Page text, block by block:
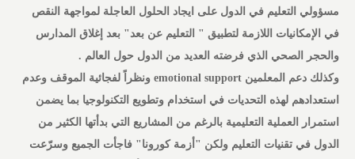
مسؤولي التعليم في الدول على ايجاد الحلول العاجلة لمواجهة النقص
في الإمكانيات اللازمة لتطبيق " التعليم عن بعد" بعد إغلاق المدارس
والحجر الصحي الذي فرضته العديد من الدول حول العالم .
وكذلك دعم المعلمين emotional support ونظراً لفجائية الموقف وعدم
استعدادهم لهذه التحديات في استخدام وتطويع التكنولوجيا بما يضمن
استمرار العملية التعليمية بالرغم من المشاريع التي بدأتها الكثير من
الدول في تقنيات التعليم ولكن "أزمة كورونا" فاجأت الجميع وسرّعت